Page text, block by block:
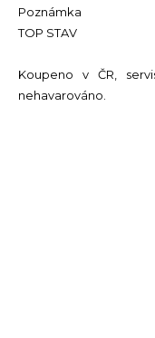
Poznámka
TOP STAV
Koupeno v ČR,
nehavarováno.